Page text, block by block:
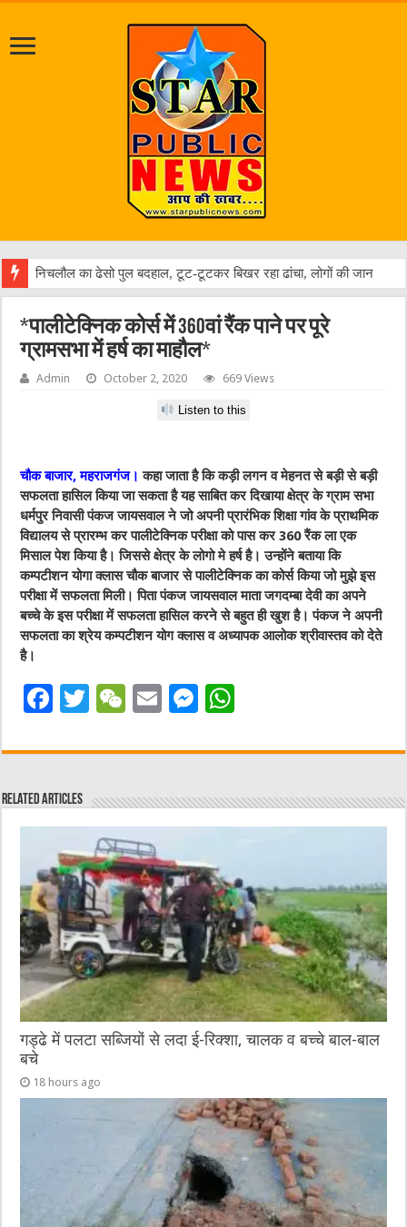
जलभ
*पालीटेक्निक कोर्स में 360वां रैंक पाने पर पूरे
ग्रामसभा में हर्ष का माहौल*
Admin October 2, 2020 669 Views
Listen to this
चौक बाजार, महराजगंज। कहा जाता है कि कड़ी लगन व मेहनत से बड़ी से बड़ी
सफलता हासिल किया जा सकता है यह साबित कर दिखाया क्षेत्र के ग्राम सभा
धर्मपुर निवासी पंकज जायसवाल ने जो अपनी प्रारंभिक शिक्षा गांव के प्राथमिक
विद्यालय से प्रारम्भ कर पालीटेक्निक परीक्षा को पास कर 360 रैंक ला एक
मिसाल पेश किया है। जिससे क्षेत्र के लोगो मे हर्ष है। उन्होंने बताया कि
कम्पटीशन योगा क्लास चौक बाजार से पालीटेक्निक का कोर्स किया जो मुझे इस
परीक्षा में सफलता मिली। पिता पंकज जायसवाल माता जगदम्बा देवी का अपने
बच्चे के इस परीक्षा में सफलता हासिल करने से बहुत ही खुश है। पंकज ने अपनी
सफलता का श्रेय कम्पटीशन योग क्लास व अध्यापक आलोक श्रीवास्तव को देते
है।
F
c
e
b
o
o
k
T
it
r
W
C
at
E
ai
M
ss
n
er
at
A
p
Related Articles
गड्ढे में पलटा सब्जियों से लदा ई-रिक्शा, चालक व बच्चे बाल-बाल
बचे
18 hours ago